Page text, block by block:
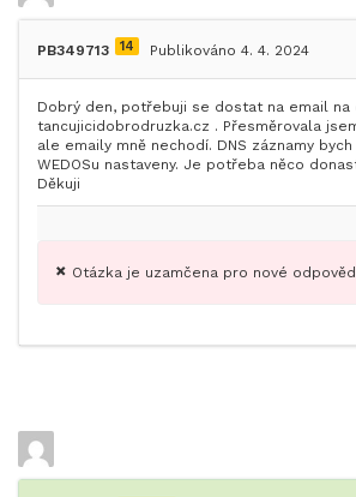
PB349713 14 Publikováno 4. 4. 2024
Dobrý den, potřebuji se dostat na email na
tancujicidobrodruzka.cz . Přesměrovala
ale emaily mně nechodí. DNS záznamy
WEDOSu nastaveny. Je potřeba něco
Děkuji
Otázka je uzamčena pro nové